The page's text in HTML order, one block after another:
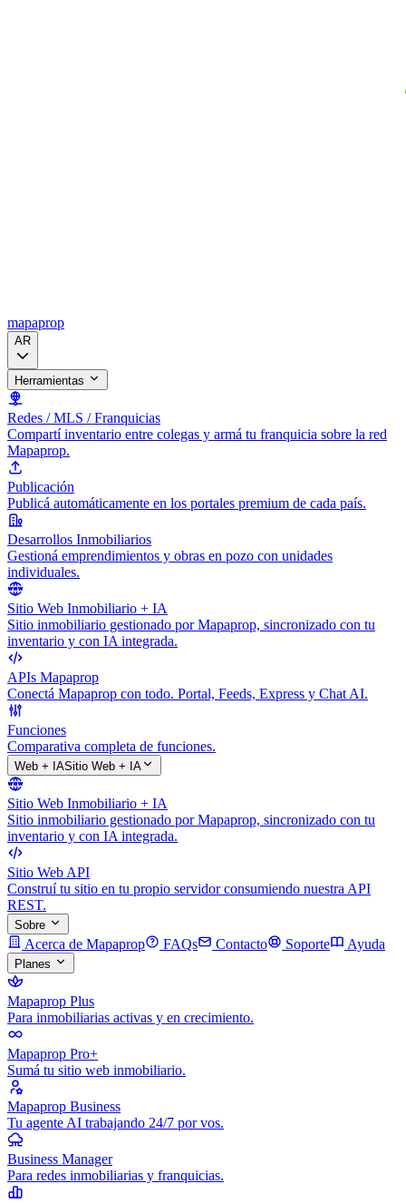
mapaprop
AR
Herramientas
Redes / MLS / Franquicias
Compartí inventario entre colegas y armá tu franquicia sobre la red
Mapaprop.
Publicación
Publicá automáticamente en los portales premium de cada país.
Desarrollos Inmobiliarios
Gestioná emprendimientos y obras en pozo con unidades
individuales.
Sitio Web Inmobiliario + IA
Sitio inmobiliario gestionado por Mapaprop, sincronizado con tu
inventario y con IA integrada.
APIs Mapaprop
Conectá Mapaprop con todo. Portal, Feeds, Express y Chat AI.
Funciones
Comparativa completa de funciones.
Web + IASitio Web + IA
Sitio Web Inmobiliario + IA
Sitio inmobiliario gestionado por Mapaprop, sincronizado con tu
inventario y con IA integrada.
Sitio Web API
Construí tu sitio en tu propio servidor consumiendo nuestra API
REST.
Sobre
Acerca de Mapaprop FAQs Contacto Soporte Ayuda
Planes
Mapaprop Plus
Para inmobiliarias activas y en crecimiento.
Mapaprop Pro+
Sumá tu sitio web inmobiliario.
Mapaprop Business
Tu agente AI trabajando 24/7 por vos.
Business Manager
Para redes inmobiliarias y franquicias.